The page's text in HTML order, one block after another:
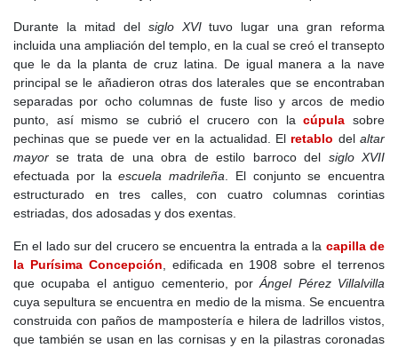
carbón de encina. Durante laGuerra Civil, aunque alejado del
frente,Villar del Olmofue testigo del constante movimiento de
tropas y prisioneros.
A partir de los años 60, la construcción de la urbanización
Eurovillastransformó profundamente el municipio, convirtiéndolo
en una zona de segundas residencias y dando un nuevo rumbo a
su economía, continuando así en elsiglo XXI.
Durante la mitad del siglo XVItuvo lugar una gran reforma
incluida una ampliación del templo, en la cual se creó el transepto
que le da la planta de cruz latina. De igual manera a la nave
principal se le añadieron otras dos laterales que se encontraban
separadas por ocho columnas de fuste liso y arcos de medio
punto, así mismo se cubrió el crucero con lacúpula sobre
pechinas que se puede ver en la actualidad. El retablo delaltar
mayor se trata de una obra de estilo barroco del siglo XVII
efectuada por laescuela madrileña. El conjunto se encuentra
estructurado en tres calles, con cuatro columnas corintias
estriadas, dos adosadas y dos exentas.
En el lado sur del crucero se encuentra la entrada a la capilla de
la Purísima Concepción, edificada en 1908 sobre el terrenos
que ocupaba el antiguo cementerio, porÁngel Pérez Villalvilla
cuya sepultura se encuentra en medio de la misma. Se encuentra
construida con paños de mampostería e hilera de ladrillos vistos,
que también se usan en las cornisas y en la pilastras coronadas